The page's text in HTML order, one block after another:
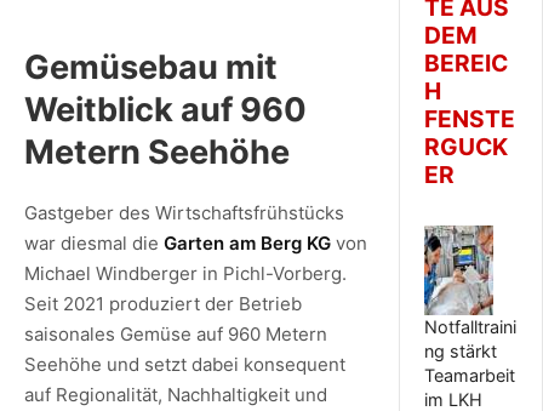
Gemüsebau mit
Weitblick auf 960
Metern Seehöhe
Gastgeber des Wirtschaftsfrühstücks
war diesmal die Garten am Berg KG von
Michael Windberger in Pichl-Vorberg.
Seit 2021 produziert der Betrieb
saisonales Gemüse auf 960 Metern
Seehöhe und setzt dabei konsequent
auf Regionalität, Nachhaltigkeit und
TE AUS
DEM
BEREIC
H
FENSTE
RGUCK
ER
Notfalltraini
ng stärkt
Teamarbeit
im LKH